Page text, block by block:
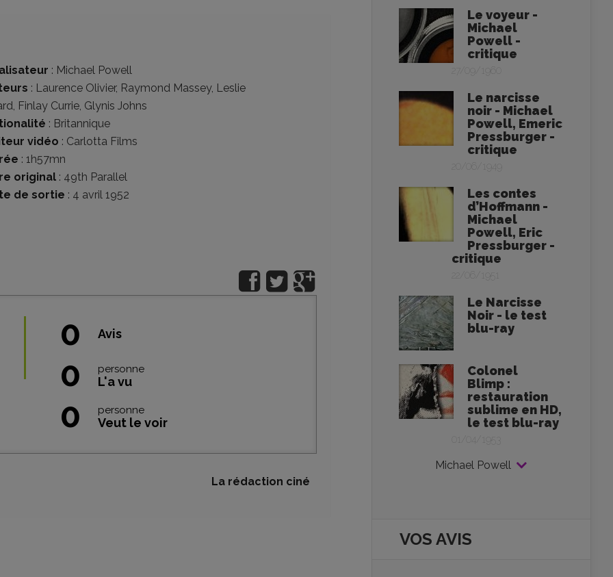
: Michael Powell
: Laurence Olivier, Raymond Massey, Leslie
, Finlay Currie, Glynis Johns
: Britannique
vidéo : Carlotta Films
: 1h57mn
original : 49th Parallel
de sortie : 4 avril 1952
0 Avis
0 personne
L'a vu
0 personne
Veut le voir
La rédaction ciné
Le voyeur -
Michael
Powell -
critique
Le narcisse
noir - Michael
Powell, Emeric
Pressburger -
critique
20/06/1949
Les contes
d’Hoffmann -
Michael
Powell, Eric
Pressburger -
critique
Le Narcisse
Noir - le test
blu-ray
Colonel
Blimp :
restauration
sublime en HD,
le test blu-ray
01/04/1953
Michael Powell
VOS AVIS